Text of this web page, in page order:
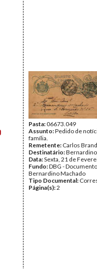
Pasta:06673.049
Assunto:Pedido de
família.
Remetente: Carlos
Destinatário:
Data:Sexta, 21 de
Fundo:DBG -
Bernardino Machado
Tipo Documental:
Página(s):2